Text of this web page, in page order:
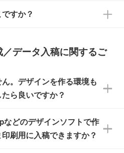
せください。
入力いただくと、おおよ
ご確認いただけます。
早めのご発注をお願いい
ます。
ら
って異なります。各商
ださい
ご了承ください。
。各ページにある商品
リスターパックなど)
つずつ袋に入っていま
袋など)
がされていない状態で
れ替えや、オリジナル
おりません。
すか？
能です。なお、海外への
ませんので予めご了承く
データ入稿に関するご
。デザインを作る環境も
ら良いですか？
ュレーター」を使えば、
デザインを作成できま
どのデザインソフトで作
刷用に入稿できますか？